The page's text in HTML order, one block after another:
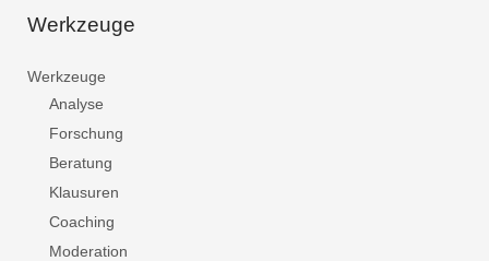
Werkzeuge
Werkzeuge
Analyse
Forschung
Beratung
Klausuren
Coaching
Moderation